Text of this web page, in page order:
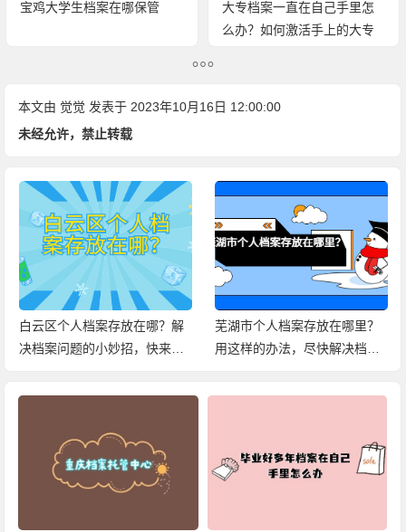
宝鸡大学生档案在哪保管
大专档案一直在自己手里怎
么办？如何激活手上的大专
本文由 觉觉 发表于 2023年10月16日 12:00:00
未经允许，禁止转载
白云区个人档案存放在哪？解
决档案问题的小妙招，快来查
芜湖市个人档案存放在哪里？
用这样的办法，尽快解决档案